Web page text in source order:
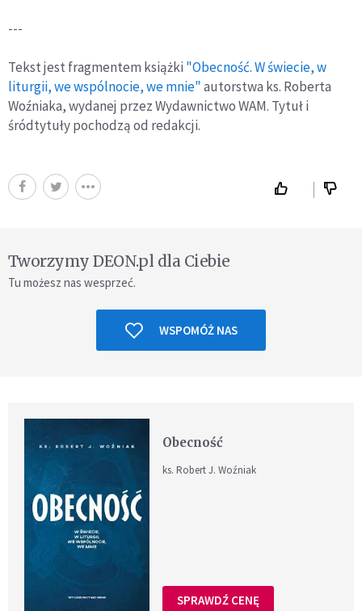
---
Tekst jest fragmentem książki "Obecność. W świecie, w
liturgii, we wspólnocie, we mnie"autorstwa ks. Roberta
Woźniaka, wydanej przez Wydawnictwo WAM. Tytuł i
śródtytuły pochodzą od redakcji.
Tworzymy DEON.pl dla Ciebie
Tu możesz nas wesprzeć.
WSPOMÓŻ NAS
Obecność
ks. Robert J. Woźniak
SPRAWDŹ CENĘ